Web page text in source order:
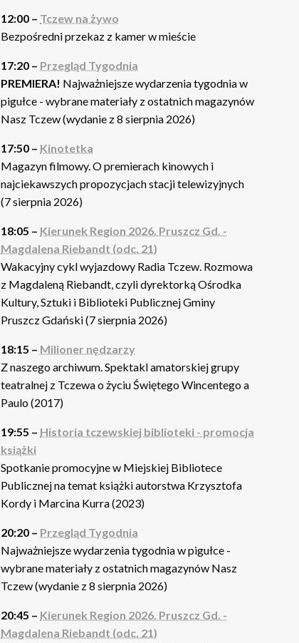
12:00 – Tczew na żywo
Bezpośredni przekaz z kamer w mieście
17:20 – Przegląd Tygodnia
PREMIERA! Najważniejsze wydarzenia tygodnia w
pigułce - wybrane materiały z ostatnich magazynów
Nasz Tczew (wydanie z 8 sierpnia 2026)
17:50 – Kinotetka
Magazyn filmowy. O premierach kinowych i
najciekawszych propozycjach stacji telewizyjnych
(7 sierpnia 2026)
18:05 – Kierunek Region 2026. Pruszcz Gd. -
Magdalena Riebandt (odc. 21)
Wakacyjny cykl wyjazdowy Radia Tczew. Rozmowa
z Magdaleną Riebandt, czyli dyrektorką Ośrodka
Kultury, Sztuki i Biblioteki Publicznej Gminy
Pruszcz Gdański (7 sierpnia 2026)
18:15 – Milioner nędzarzy
Z naszego archiwum. Spektakl amatorskiej grupy
teatralnej z Tczewa o życiu Świętego Wincentego a
Paulo (2017)
19:55 – Historia tczewskiej biblioteki - promocja
książki
Spotkanie promocyjne w Miejskiej Bibliotece
Publicznej na temat książki autorstwa Krzysztofa
Kordy i Marcina Kurra (2023)
20:20 – Przegląd Tygodnia
Najważniejsze wydarzenia tygodnia w pigułce -
wybrane materiały z ostatnich magazynów Nasz
Tczew (wydanie z 8 sierpnia 2026)
20:45 – Kierunek Region 2026. Pruszcz Gd. -
Magdalena Riebandt (odc. 21)